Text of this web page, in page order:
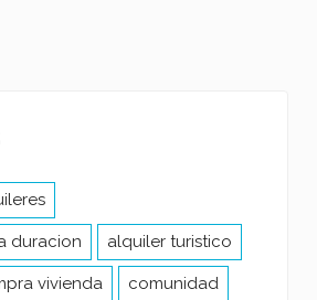
duracion alquiler turistico
vivienda comunidad